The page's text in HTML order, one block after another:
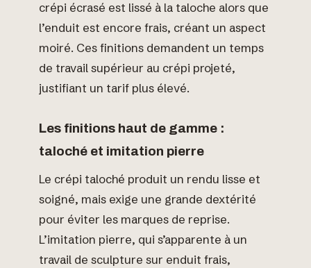
crépi écrasé est lissé à la taloche alors que
l’enduit est encore frais, créant un aspect
moiré. Ces finitions demandent un temps
de travail supérieur au crépi projeté,
justifiant un tarif plus élevé.
Les finitions haut de gamme :
taloché et imitation pierre
Le crépi taloché produit un rendu lisse et
soigné, mais exige une grande dextérité
pour éviter les marques de reprise.
L’imitation pierre, qui s’apparente à un
travail de sculpture sur enduit frais,